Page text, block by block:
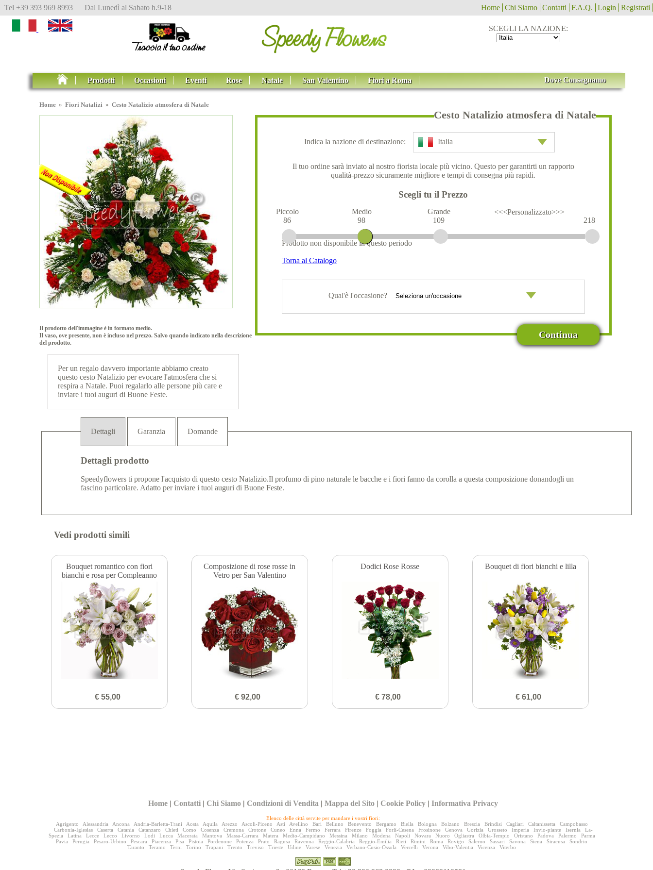
Tel +39 393 969 8993 Dal Lunedì al Sabato h.9-18 Home Chi Siamo Contatti F.A.Q. Login Registrati
SCEGLI LA NAZIONE:
Prodotti Occasioni Eventi Rose Natale San Valentino Fiori a Roma Dove Consegnamo
Home » Fiori Natalizi » Cesto Natalizio atmosfera di Natale
Il prodotto dell'immagine è in formato medio.
Il vaso, ove presente, non è incluso nel prezzo. Salvo quando indicato nella descrizione
del prodotto.
Per un regalo davvero importante abbiamo creato
questo cesto Natalizio per evocare l'atmosfera che si
respira a Natale. Puoi regalarlo alle persone più care e
inviare i tuoi auguri di Buone Feste.
Cesto Natalizio atmosfera di Natale
Indica la nazione di destinazione: Italia
Il tuo ordine sarà inviato al nostro fiorista locale più vicino. Questo per garantirti un rapporto
qualità-prezzo sicuramente migliore e tempi di consegna più rapidi.
Scegli tu il Prezzo
Piccolo
86
Medio
98
Grande
109
<<<Personalizzato>>>
218
Prodotto non disponibile in questo periodo
Torna al Catalogo
Qual'è l'occasione?
Continua
Dettagli Garanzia Domande
Dettagli prodotto
Speedyflowers ti propone l'acquisto di questo cesto Natalizio.Il profumo di pino naturale le bacche e i fiori fanno da corolla a questa composizione donandogli un
fascino particolare. Adatto per inviare i tuoi auguri di Buone Feste.
Vedi prodotti simili
Bouquet romantico con fiori
bianchi e rosa per Compleanno
€ 55,00
Composizione di rose rosse in
Vetro per San Valentino
€ 92,00
Dodici Rose Rosse
€ 78,00
Bouquet di fiori bianchi e lilla
€ 61,00
Home | Contatti | Chi Siamo | Condizioni di Vendita |Mappa del Sito | Cookie Policy |Informativa Privacy
Elenco delle città servite per mandare i vostri fiori:
Agrigento
Alessandria Ancona Andria-Barletta-Trani Aosta Aquila Arezzo Ascoli-Piceno Asti Avellino Bari Belluno Benevento Bergamo Biella Bologna Bolzano Brescia Brindisi Cagliari Caltanissetta
Campobasso
Carbonia-Iglesias
Caserta Catania Catanzaro Chieti Como Cosenza Cremona Crotone Cuneo Enna Fermo Ferrara Firenze Foggia Forlì-Cesena Frosinone Genova Gorizia Grosseto Imperia Invio-piante Isernia
La-
Spezia
Latina Lecce Lecco Livorno Lodi Lucca Macerata Mantova Massa-Carrara Matera Medio-Campidano Messina Milano Modena Napoli Novara Nuoro Ogliastra Olbia-Tempio Oristano Padova Palermo
Parma
Pavia
Perugia Pesaro-Urbino Pescara Piacenza Pisa Pistoia Pordenone Potenza Prato Ragusa Ravenna Reggio-Calabria Reggio-Emilia Rieti Rimini Roma Rovigo Salerno Sassari Savona Siena Siracusa
Sondrio
Taranto
Teramo Terni Torino Trapani Trento Treviso Trieste Udine Varese Venezia Verbano-Cusio-Ossola Vercelli Verona Vibo-Valentia Vicenza Viterbo